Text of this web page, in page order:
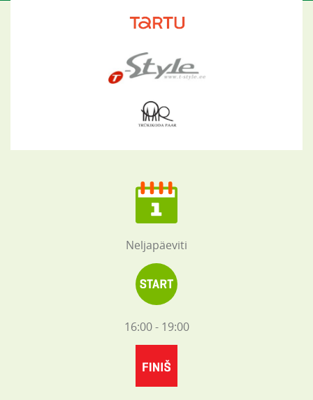
Neljapäeviti
16:00 - 19:00